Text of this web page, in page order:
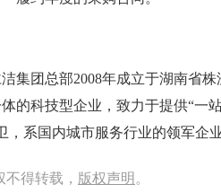
集团总部2008年成立于湖南省
的科技型企业，致力于提供“一
系国内城市服务行业的领军企业
得转载， 版权声明 。